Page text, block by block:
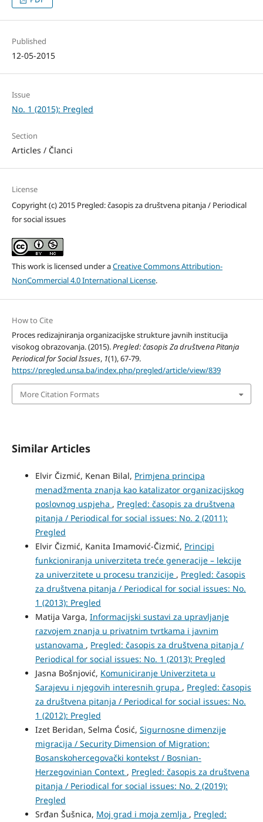
Published
12-05-2015
Issue
No. 1 (2015): Pregled
Section
Articles / Članci
License
Copyright (c) 2015 Pregled: časopis za društvena pitanja / Periodical
for social issues
This work is licensed under aCreative Commons Attribution-
NonCommercial 4.0 International License.
How to Cite
Proces redizajniranja organizacijske strukture javnih institucija
visokog obrazovanja. (2015).Pregled: časopis Za društvena Pitanja
Periodical for Social Issues, 1(1), 67-79.
https://pregled.unsa.ba/index.php/pregled/article/view/839
More Citation Formats
Similar Articles
Elvir Čizmić, Kenan Bilal, Primjena principa
menadžmenta znanja kao katalizator organizacijskog
poslovnog uspjeha , Pregled: časopis za društvena
pitanja / Periodical for social issues: No. 2 (2011):
Pregled
Elvir Čizmić, Kanita Imamović-Čizmić, Principi
funkcioniranja univerziteta treće generacije – lekcije
za univerzitete u procesu tranzicije , Pregled: časopis
za društvena pitanja / Periodical for social issues: No.
1 (2013): Pregled
Matija Varga, Informacijski sustavi za upravljanje
razvojem znanja u privatnim tvrtkama i javnim
ustanovama , Pregled: časopis za društvena pitanja /
Periodical for social issues: No. 1 (2013): Pregled
Jasna Bošnjović, Komuniciranje Univerziteta u
Sarajevu i njegovih interesnih grupa , Pregled: časopis
za društvena pitanja / Periodical for social issues: No.
1 (2012): Pregled
Izet Beridan, Selma Ćosić, Sigurnosne dimenzije
migracija / Security Dimension of Migration:
Bosanskohercegovački kontekst / Bosnian-
Herzegovinian Context , Pregled: časopis za društvena
pitanja / Periodical for social issues: No. 2 (2019):
Pregled
Srđan Šušnica, Moj grad i moja zemlja , Pregled: